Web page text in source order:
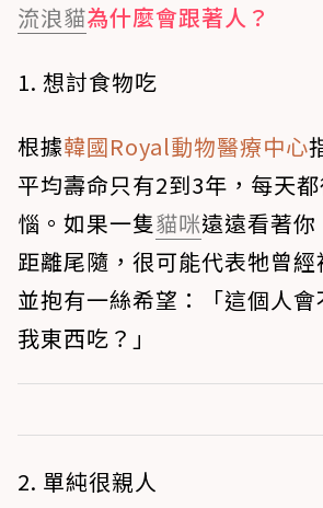
流浪貓為什麼會跟著人？
1. 想討食物吃
根據韓國Royal動物醫療中心
平均壽命只有2到3年，每天
惱。如果一隻貓咪遠遠看著
距離尾隨，很可能代表牠曾經
並抱有一絲希望：「這個人
我東西吃？」
2. 單純很親人